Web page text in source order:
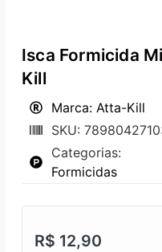
Isca Formicida
Kill
Marca: Atta-Kill
SKU:
Categorias:
Formicidas
R$ 12,90